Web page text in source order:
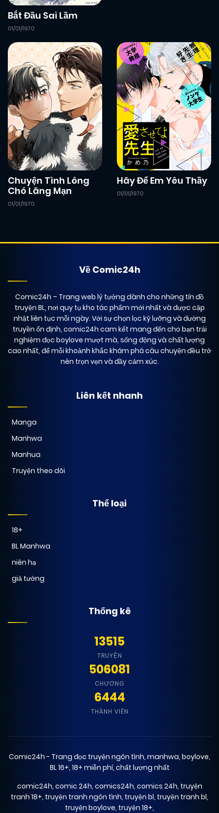
Bắt Đầu Sai Lầm
01/01/1970
Chuyện Tình Lông
Chó Lãng Mạn
01/01/1970
Hãy Để Em Yêu Thầy
01/01/1970
Về Comic24h
Comic24h – Trang web lý tưởng dành cho những tín đồ
truyện BL, nơi quy tụ kho tác phẩm mới nhất và được cập
nhật liên tục mỗi ngày. Với sự chọn lọc kỹ lưỡng và đường
truyền ổn định, comic24h cam kết mang đến cho bạn trải
nghiệm đọc boylove mượt mà, sống động và chất lượng
cao nhất, để mỗi khoảnh khắc khám phá câu chuyện đều trở
nên trọn vẹn và đầy cảm xúc.
Liên kết nhanh
Manga
Manhwa
Manhua
Truyện theo dõi
Thể loại
18+
BL Manhwa
niên hạ
giả tưởng
Thống kê
13515
TRUYỆN
506081
CHƯƠNG
6444
THÀNH VIÊN
Comic24h - Trang đọc truyện ngôn tình, manhwa, boylove,
BL 16+, 18+ miễn phí, chất lượng nhất
comic24h, comic 24h, comics24h, comics 24h, truyện
tranh 18+, truyện tranh ngôn tình, truyện bl, truyện tranh bl,
truyện boylove, truyện 18+,